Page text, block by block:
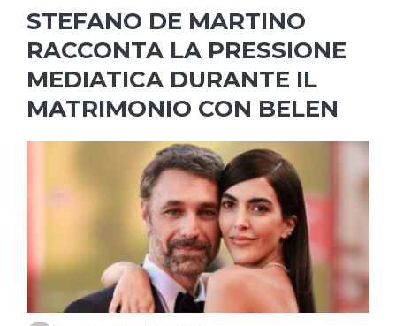
STEFANO DE MARTINO
RACCONTA LA PRESSIONE
MEDIATICA DURANTE IL
MATRIMONIO CON BELEN